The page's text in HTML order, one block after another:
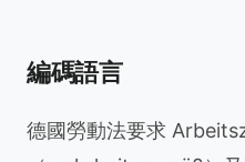
編碼語言
德國勞動法要求